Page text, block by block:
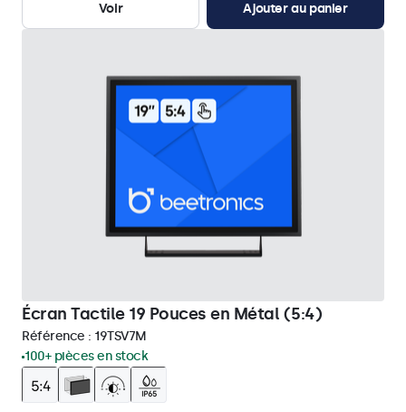
Voir Ajouter au panier
Écran Tactile 19 Pouces en Métal (5:4)
Référence : 19TSV7M
100+ pièces en stock